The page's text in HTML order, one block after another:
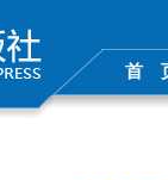
首